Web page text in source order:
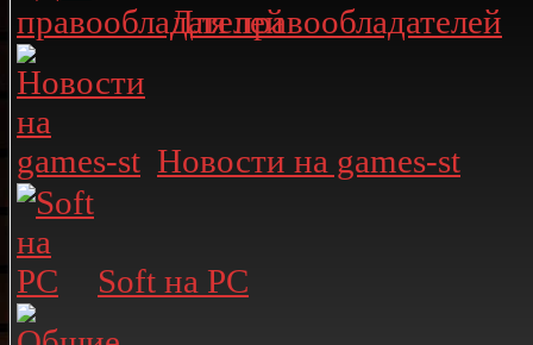
Для правообладателей
Новости на games-st
Soft на PC